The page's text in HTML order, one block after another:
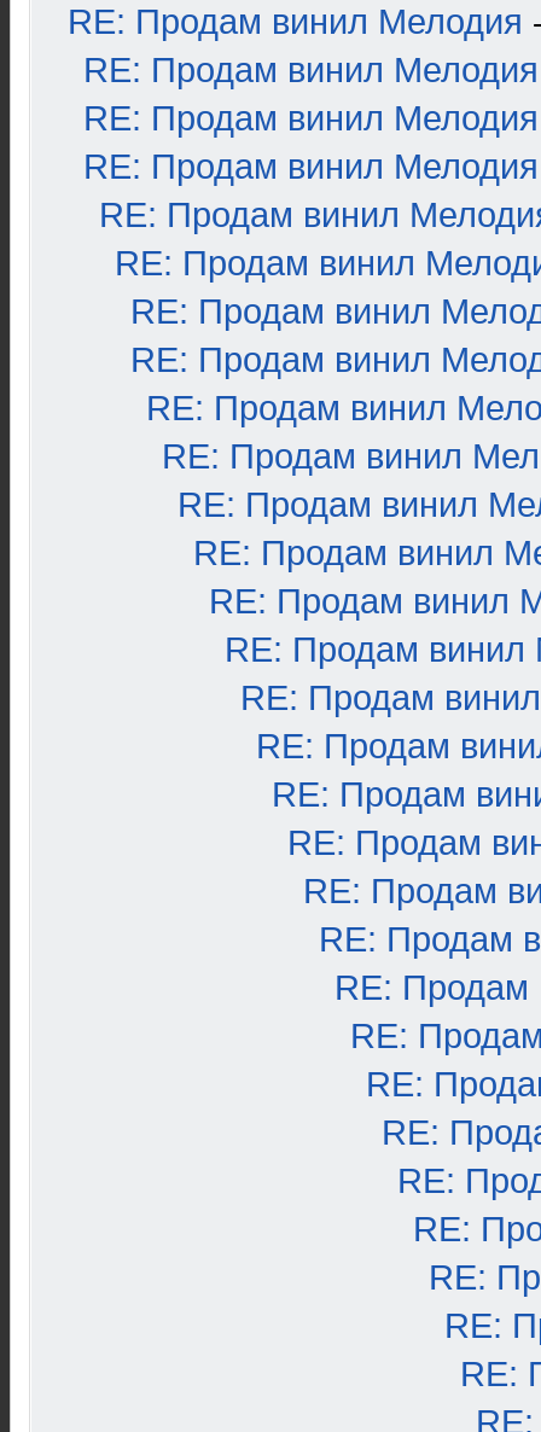
RE: Продам винил Мелодия
RE: Продам винил Мелодия
RE: Продам винил Мелодия
RE: Продам винил Мелодия
RE: Продам винил
RE: Продам винил
RE: Продам винил
RE: Продам винил
RE: Продам винил
RE: Продам винил
RE: Продам винил
RE: Продам винил
RE: Продам винил
RE: Продам винил
RE: Продам
RE: Продам
RE: Продам
RE: Продам
RE: Продам
RE: Продам
RE: Продам
RE:
RE:
RE:
RE:
RE:
RE:
RE:
RE: